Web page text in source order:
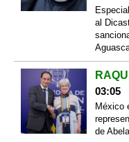
al
03:05
México
de